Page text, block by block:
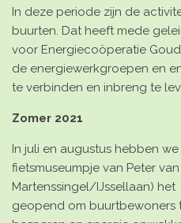
In deze periode zijn de
buurten. Dat heeft mede
voor Energiecoöperatie
de energiewerkgroepen en
te verbinden en inbreng te
Zomer 2021
In juli en augustus hebben
fietsmuseumpje van Peter
Martenssingel/IJssellaan) het
geopend om buurtbewoners